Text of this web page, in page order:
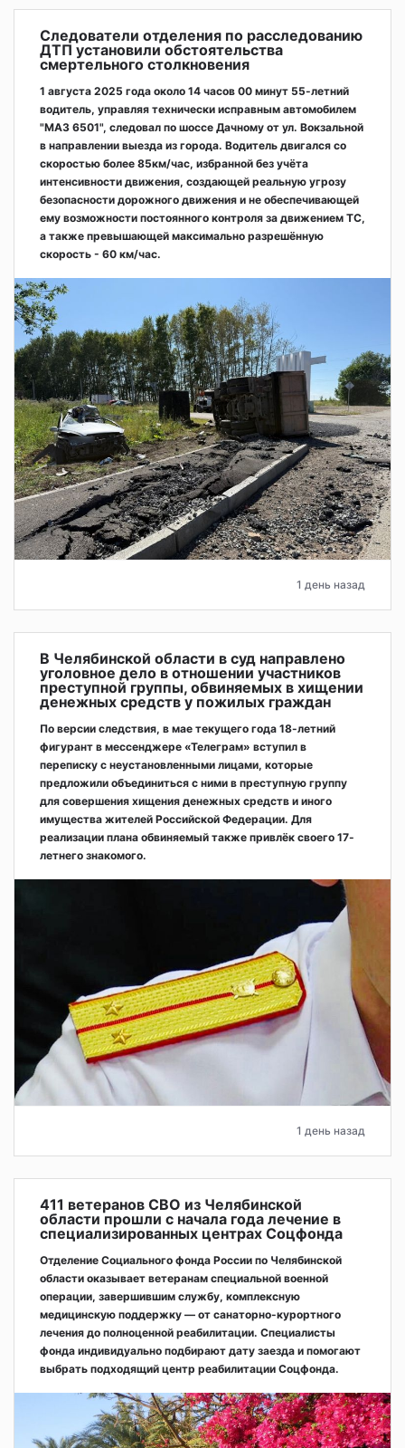
Следователи отделения по расследованию
ДТП установили обстоятельства
смертельного столкновения
1 августа 2025 года около 14 часов 00 минут 55-летний
водитель, управляя технически исправным автомобилем
"МАЗ 6501", следовал по шоссе Дачному от ул. Вокзальной
в направлении выезда из города. Водитель двигался со
скоростью более 85км/час, избранной без учёта
интенсивности движения, создающей реальную угрозу
безопасности дорожного движения и не обеспечивающей
ему возможности постоянного контроля за движением ТС,
а также превышающей максимально разрешённую
скорость - 60 км/час.
1 день назад
В Челябинской области в суд направлено
уголовное дело в отношении участников
преступной группы, обвиняемых в хищении
денежных средств у пожилых граждан
По версии следствия, в мае текущего года 18-летний
фигурант в мессенджере «Телеграм» вступил в
переписку с неустановленными лицами, которые
предложили объединиться с ними в преступную группу
для совершения хищения денежных средств и иного
имущества жителей Российской Федерации. Для
реализации плана обвиняемый также привлёк своего 17-
летнего знакомого.
1 день назад
411 ветеранов СВО из Челябинской
области прошли с начала года лечение в
специализированных центрах Соцфонда
Отделение Социального фонда России по Челябинской
области оказывает ветеранам специальной военной
операции, завершившим службу, комплексную
медицинскую поддержку — от санаторно-курортного
лечения до полноценной реабилитации. Специалисты
фонда индивидуально подбирают дату заезда и помогают
выбрать подходящий центр реабилитации Соцфонда.